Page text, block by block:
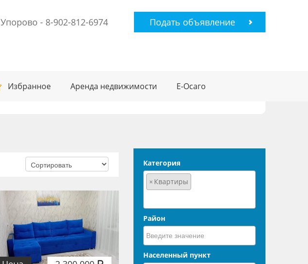
Упорово - 8-902-812-6974 Подать объявление
Избранное Аренда недвижимости Е-Осаго
Категория
× Квартиры
Район
Населенный пункт